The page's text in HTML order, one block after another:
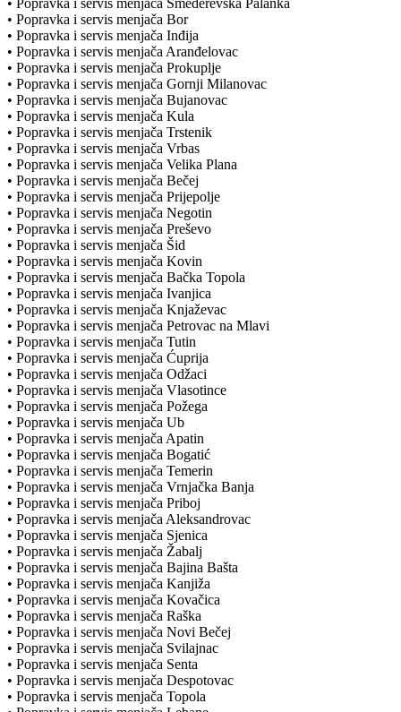
• Popravka i servis menjača Bor
• Popravka i servis menjača Inđija
• Popravka i servis menjača Aranđelovac
• Popravka i servis menjača Prokuplje
• Popravka i servis menjača Gornji Milanovac
• Popravka i servis menjača Bujanovac
• Popravka i servis menjača Kula
• Popravka i servis menjača Trstenik
• Popravka i servis menjača Vrbas
• Popravka i servis menjača Velika Plana
• Popravka i servis menjača Bečej
• Popravka i servis menjača Prijepolje
• Popravka i servis menjača Negotin
• Popravka i servis menjača Preševo
• Popravka i servis menjača Šid
• Popravka i servis menjača Kovin
• Popravka i servis menjača Bačka Topola
• Popravka i servis menjača Ivanjica
• Popravka i servis menjača Knjaževac
• Popravka i servis menjača Petrovac na Mlavi
• Popravka i servis menjača Tutin
• Popravka i servis menjača Ćuprija
• Popravka i servis menjača Odžaci
• Popravka i servis menjača Vlasotince
• Popravka i servis menjača Požega
• Popravka i servis menjača Ub
• Popravka i servis menjača Apatin
• Popravka i servis menjača Bogatić
• Popravka i servis menjača Temerin
• Popravka i servis menjača Vrnjačka Banja
• Popravka i servis menjača Priboj
• Popravka i servis menjača Aleksandrovac
• Popravka i servis menjača Sjenica
• Popravka i servis menjača Žabalj
• Popravka i servis menjača Bajina Bašta
• Popravka i servis menjača Kanjiža
• Popravka i servis menjača Kovačica
• Popravka i servis menjača Raška
• Popravka i servis menjača Novi Bečej
• Popravka i servis menjača Svilajnac
• Popravka i servis menjača Senta
• Popravka i servis menjača Despotovac
• Popravka i servis menjača Topola